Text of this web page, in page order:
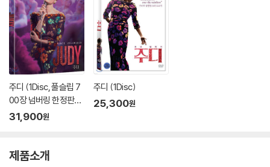
주디 (1Disc, 풀슬립 7
00장 넘버링 한정판) :
블루레이
31,900원
주디 (1Disc)
25,300원
제품소개